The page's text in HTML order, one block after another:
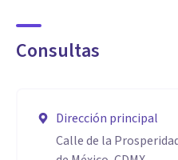
Consultas
Dirección principal
Calle de la